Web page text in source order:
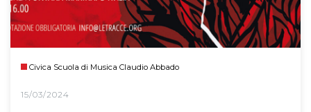
Civica Scuola di Musica Claudio Abbado
15/03/2024